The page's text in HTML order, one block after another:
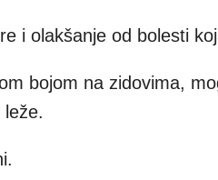
i olakšanje od bolesti
bojom na zidovima,